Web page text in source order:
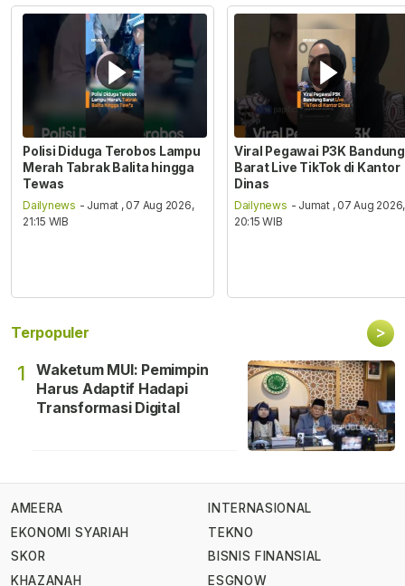
Polisi Diduga Terobos Lampu
Merah Tabrak Balita hingga
Tewas
Dailynews - Jumat , 07 Aug 2026,
21:15 WIB
Viral Pegawai P3K Bandung
Barat Live TikTok di Kantor
Dinas
Dailynews - Jumat , 07 Aug 2026,
20:15 WIB
Terpopuler >
1
Waketum MUI: Pemimpin
Harus Adaptif Hadapi
Transformasi Digital
AMEERA
EKONOMI SYARIAH
SKOR
KHAZANAH
INTERNASIONAL
TEKNO
BISNIS FINANSIAL
ESGNOW